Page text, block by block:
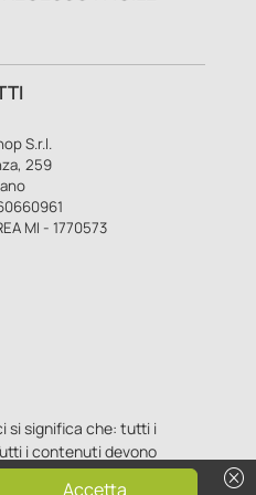
S.r.l.
259
MI - 1770573
si significa che: tutti i
i contenuti devono
da Doctorshop
cancel
Accetta